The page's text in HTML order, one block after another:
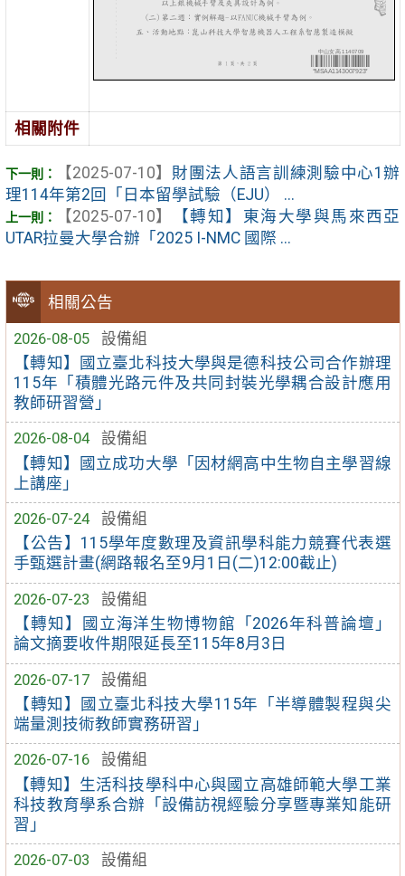
相關公告
2026-08-05
設備組
【轉知】國立臺北科技大學與是德科技公司合作辦理
115年「積體光路元件及共同封裝光學耦合設計應用
教師研習營」
2026-08-04
設備組
【轉知】國立成功大學「因材網高中生物自主學習線
上講座」
2026-07-24
設備組
【公告】115學年度數理及資訊學科能力競賽代表選
手甄選計畫(網路報名至9月1日(二)12:00截止)
2026-07-23
設備組
【轉知】國立海洋生物博物館「2026年科普論壇」
論文摘要收件期限延長至115年8月3日
2026-07-17
設備組
【轉知】國立臺北科技大學115年「半導體製程與尖
端量測技術教師實務研習」
2026-07-16
設備組
【轉知】生活科技學科中心與國立高雄師範大學工業
科技教育學系合辦「設備訪視經驗分享暨專業知能研
習」
2026-07-03
設備組
相關附件
【2025-07-10】 財團法人語言訓練測驗中心1辦
理114年第2回「日本留學試驗（EJU） ...
【2025-07-10】
【轉知】東海大學與馬來西亞
UTAR拉曼大學合辦「2025 I-NMC 國際 ...